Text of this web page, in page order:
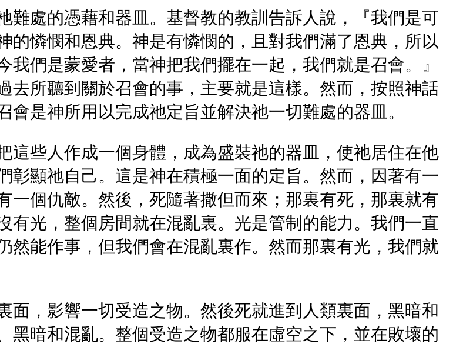
難處的憑藉和器皿。基督教的教訓告訴人說，『我們是可
的憐憫和恩典。神是有憐憫的，且對我們滿了恩典，所以
們是蒙愛者，當神把我們擺在一起，我們就是召會。』
去所聽到關於召會的事，主要就是這樣。然而，按照神話
是神所用以完成祂定旨並解決祂一切難處的器皿。
這些人作成一個身體，成為盛裝祂的器皿，使祂居住在他
彰顯祂自己。這是神在積極一面的定旨。然而，因著有一
一個仇敵。然後，死隨著撒但而來；那裏有死，那裏就有
有光，整個房間就在混亂裏。光是管制的能力。我們一直
然能作事，但我們會在混亂裏作。然而那裏有光，我們就
面，影響一切受造之物。然後死就進到人類裏面，黑暗和
黑暗和混亂。整個受造之物都服在虛空之下，並在敗壞的